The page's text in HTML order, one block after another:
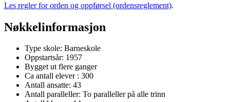
Les regler for orden og oppførsel (ordensreglement).
Nøkkelinformasjon
Type skole: Barneskole
Oppstartsår: 1957
Bygget ut flere ganger
Ca antall elever : 300
Antall ansatte: 43
Antall paralleller: To paralleller på alle trinn